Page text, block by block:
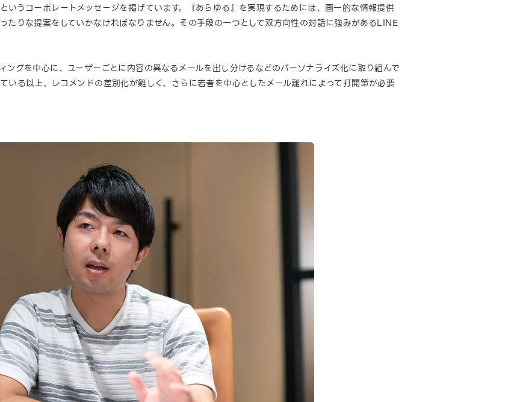
うコーポレートメッセージを掲げています。『あらゆる』を実現するためには、画一的な情報提供
たりな提案をしていかなければなりません。その手段の一つとして双方向性の対話に強みがあるLINE
ングを中心に、ユーザーごとに内容の異なるメールを出し分けるなどのパーソナライズ化に取り組んで
いる以上、レコメンドの差別化が難しく、さらに若者を中心としたメール離れによって打開策が必要